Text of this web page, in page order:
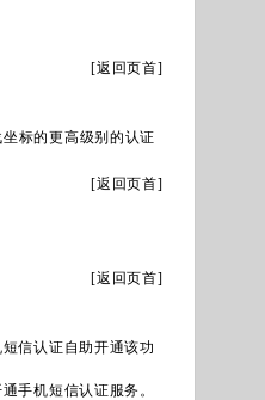
[返回页首]
标的更高级别的认证
[返回页首]
[返回页首]
信认证自助开通该功
手机短信认证服务。